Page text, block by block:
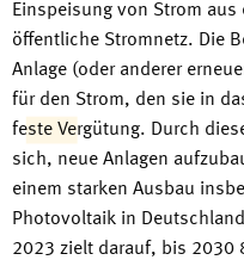
Einspeisung von Strom aus
öffentliche Stromnetz. Die
Anlage (oder anderer
für den Strom, den sie in
feste Vergütung. Durch
sich, neue Anlagen
einem starken Ausbau
Photovoltaik in
2023 zielt darauf, bis 2030